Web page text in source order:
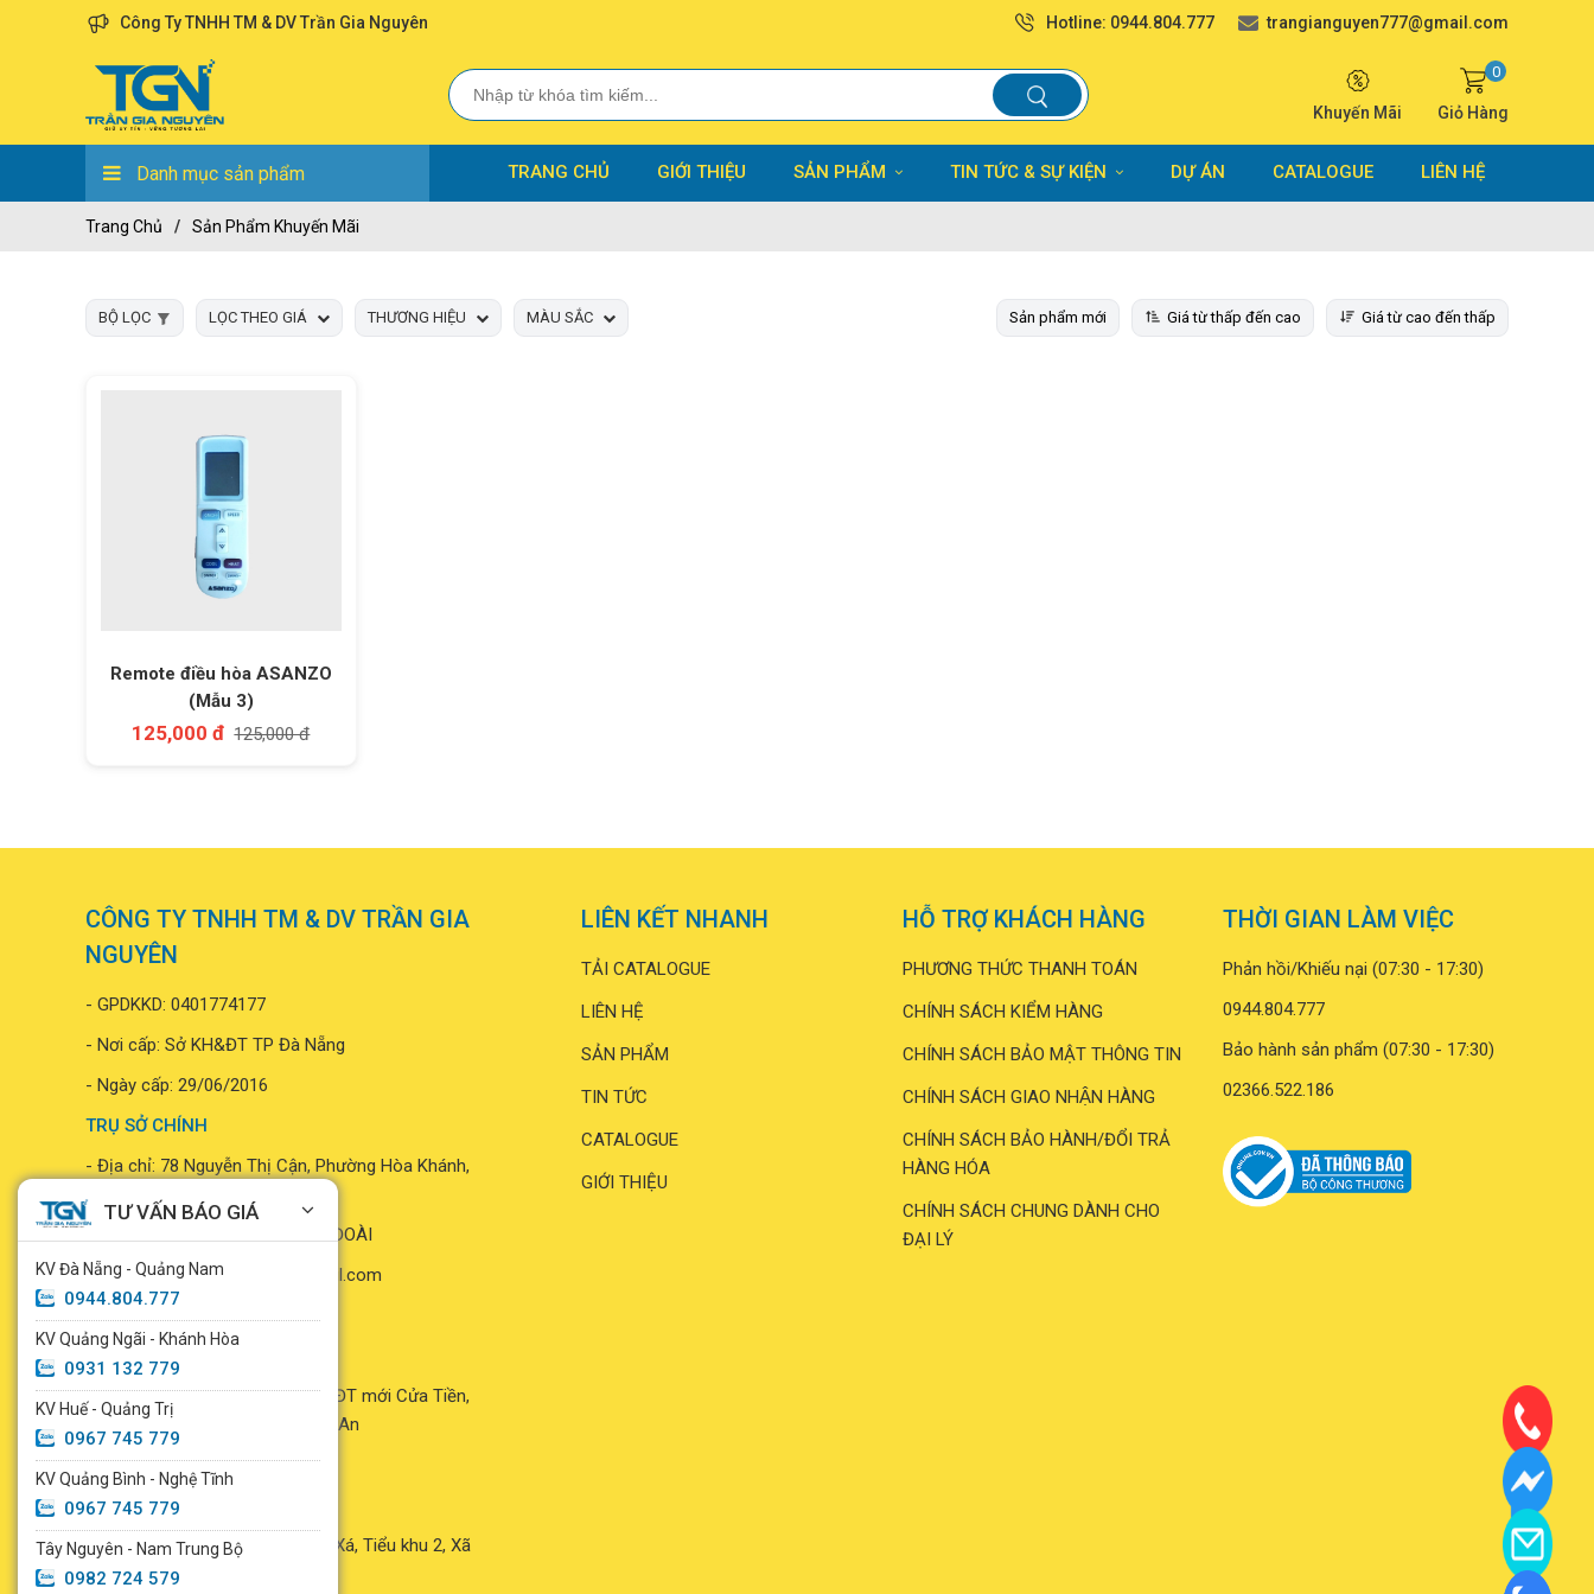
Công Ty TNHH TM & DV Trần Gia Nguyên Hotline: 0944.804.777 trangianguyen777@gmail.com
Khuyến Mãi Giỏ Hàng
0
Danh mục sản phẩm TRANG CHỦ GIỚI THIỆU SẢN PHẨM TIN TỨC & SỰ KIỆN DỰ ÁN CATALOGUE LIÊN HỆ
Trang Chủ / Sản Phẩm Khuyến Mãi
BỘ LỌC LỌC THEO GIÁ THƯƠNG HIỆU MÀU SẮC Sản phẩm mới Giá từ thấp đến cao Giá từ cao đến thấp
Remote điều hòa ASANZO
(Mẫu 3)
125,000 đ 125,000 đ
CÔNG TY TNHH TM & DV TRẦN GIA
NGUYÊN
- GPDKKD: 0401774177
- Nơi cấp: Sở KH&ĐT TP Đà Nẵng
- Ngày cấp: 29/06/2016
TRỤ SỞ CHÍNH
- Địa chỉ: 78 Nguyễn Thị Cận, Phường Hòa Khánh,
Thành phố Đà Nẵng
- Đại diện pháp luật: TRẦN HỮU ĐOÀI
- Email: trangianguyen777@gmail.com
- Hotline:0944.804.777
VPĐD NGHỆ AN
- Địa chỉ: Lô số 5 khu D, Dự án KĐT mới Cửa Tiền,
Phường Trường Vinh, Tỉnh Nghệ An
- SĐT: 0931.463.779
VPĐD QUẢNG TRỊ
- Địa chỉ: Đường Nguyễn Quang Xá, Tiểu khu 2, Xã
Triệu Phong, Tỉnh Quảng Trị
LIÊN KẾT NHANH
TẢI CATALOGUE
LIÊN HỆ
SẢN PHẨM
TIN TỨC
CATALOGUE
GIỚI THIỆU
HỖ TRỢ KHÁCH HÀNG
PHƯƠNG THỨC THANH TOÁN
CHÍNH SÁCH KIỂM HÀNG
CHÍNH SÁCH BẢO MẬT THÔNG TIN
CHÍNH SÁCH GIAO NHẬN HÀNG
CHÍNH SÁCH BẢO HÀNH/ĐỔI TRẢ
HÀNG HÓA
CHÍNH SÁCH CHUNG DÀNH CHO
ĐẠI LÝ
THỜI GIAN LÀM VIỆC
Phản hồi/Khiếu nại (07:30 - 17:30)
0944.804.777
Bảo hành sản phẩm (07:30 - 17:30)
02366.522.186
TƯ VẤN BÁO GIÁ
KV Đà Nẵng - Quảng Nam
0944.804.777
KV Quảng Ngãi - Khánh Hòa
0931 132 779
KV Huế - Quảng Trị
0967 745 779
KV Quảng Bình - Nghệ Tĩnh
0967 745 779
Tây Nguyên - Nam Trung Bộ
0982 724 579